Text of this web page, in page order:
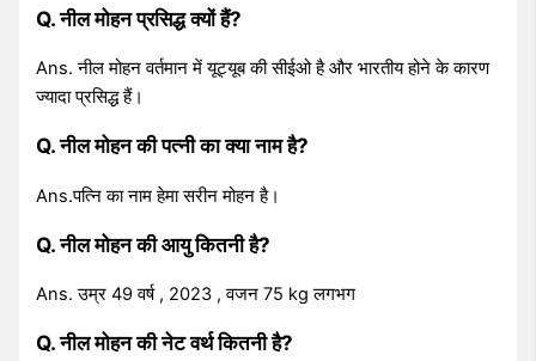
Q. नील मोहन प्रसिद्ध क्यों हैं?
Ans. नील मोहन वर्तमान में यूट्यूब की सीईओ है और भारतीय होने के कारण
ज्यादा प्रसिद्ध हैं।
Q. नील मोहन की पत्नी का क्या नाम है?
Ans.पत्नि का नाम हेमा सरीन मोहन है।
Q. नील मोहन की आयु कितनी है?
Ans. उम्र 49 वर्ष , 2023 , वजन 75 kg लगभग
Q. नील मोहन की नेट वर्थ कितनी है?